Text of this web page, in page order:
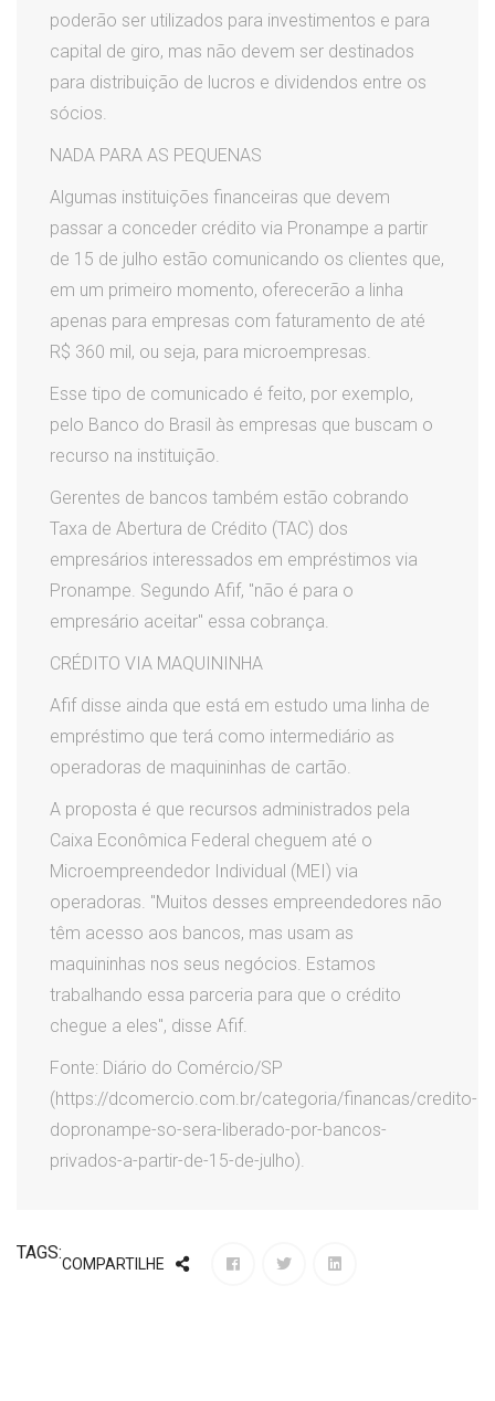
poderão ser utilizados para investimentos e para
capital de giro, mas não devem ser destinados
para distribuição de lucros e dividendos entre os
sócios.
NADA PARA AS PEQUENAS
Algumas instituições financeiras que devem
passar a conceder crédito via Pronampe a partir
de 15 de julho estão comunicando os clientes que,
em um primeiro momento, oferecerão a linha
apenas para empresas com faturamento de até
R$ 360 mil, ou seja, para microempresas.
Esse tipo de comunicado é feito, por exemplo,
pelo Banco do Brasil às empresas que buscam o
recurso na instituição.
Gerentes de bancos também estão cobrando
Taxa de Abertura de Crédito (TAC) dos
empresários interessados em empréstimos via
Pronampe. Segundo Afif, "não é para o
empresário aceitar" essa cobrança.
CRÉDITO VIA MAQUININHA
Afif disse ainda que está em estudo uma linha de
empréstimo que terá como intermediário as
operadoras de maquininhas de cartão.
A proposta é que recursos administrados pela
Caixa Econômica Federal cheguem até o
Microempreendedor Individual (MEI) via
operadoras. "Muitos desses empreendedores não
têm acesso aos bancos, mas usam as
maquininhas nos seus negócios. Estamos
trabalhando essa parceria para que o crédito
chegue a eles", disse Afif.
Fonte: Diário do Comércio/SP
(https://dcomercio.com.br/categoria/financas/credito-
dopronampe-so-sera-liberado-por-bancos-
privados-a-partir-de-15-de-julho).
TAGS:
COMPARTILHE